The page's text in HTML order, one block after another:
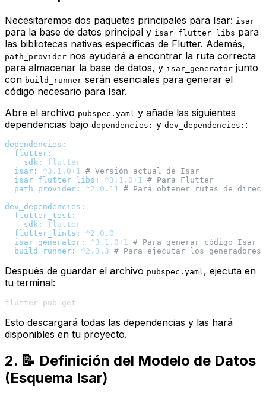
Necesitaremos dos paquetes principales para Isar: isar
para la base de datos principal y isar_flutter_libs para
las bibliotecas nativas específicas de Flutter. Además,
path_provider nos ayudará a encontrar la ruta correcta
para almacenar la base de datos, y isar_generator junto
con build_runner serán esenciales para generar el
código necesario para Isar.
Abre el archivo pubspec.yaml y añade las siguientes
dependencias bajo dependencies: y dev_dependencies: :
dependencies:
flutter:
sdk:
flutter
isar:
^3.1.0+1 # Versión actual de Isar
isar_flutter_libs:
^3.1.0+1 # Para Flutter
path_provider:
^2.0.11 # Para obtener rutas de
dev_dependencies:
flutter_test:
sdk:
flutter
flutter_lints:
^2.0.0
isar_generator:
^3.1.0+1 # Para generar código Isar
build_runner:
^2.3.3 # Para ejecutar los generadores
Después de guardar el archivo pubspec.yaml, ejecuta en
tu terminal:
Esto descargará todas las dependencias y las hará
disponibles en tu proyecto.
2. 📝 Definición del Modelo de Datos
(Esquema Isar)